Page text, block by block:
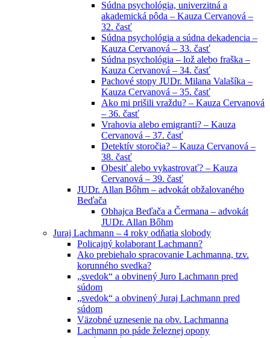
Súdna psychológia, univerzitná a
akademická pôda – Kauza Cervanová –
32. časť
Súdna psychológia a súdna dekadencia –
Kauza Cervanová – 33. časť
Súdna psychológia – lož alebo fraška –
Kauza Cervanová – 34. časť
Pachové stopy JUDr. Milana Valašíka –
Kauza Cervanová – 35. časť
Ako mi prišili vraždu? – Kauza Cervanová
– 36. časť
Vrahovia alebo emigranti? – Kauza
Cervanová – 37. časť
Detektív storočia? – Kauza Cervanová –
38. časť
Obesiť alebo vykastrovať? – Kauza
Cervanová – 39. časť
JUDr. Allan Bőhm – advokát obžalovaného
Beďača
Obhajca Beďača a Čermana – advokát
JUDr. Allan Bőhm
Juraj Lachmann – 4 roky odňatia slobody
Policajný kolaborant Lachmann?
Ako prebiehalo spracovanie Lachmanna, tzv.
korunného svedka?
„svedok“ a obvinený Juro Lachmann pred
súdom
„svedok“ a obvinený Juraj Lachmann pred
súdom
Väzobné uznesenie na obv. Lachmanna
Lachmann po páde železnej opony